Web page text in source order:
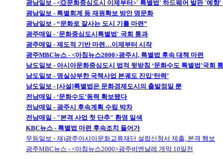
광남일보 - <亞문화중심도시 이제부터>` 특별법' 하드웨어 발판 `예
광남일보 - 특별회계 등 재원확보 방안 명문화
광남일보 - “문화로 잘사는 도시 기틀 마련”
광주매일 - '문화중심도시특별법' 국회 통과
광주매일 - 제도적 기반 마련…이제부터 시작
광주MBC뉴스 - <아침뉴스2000>광주시, 특별법 후속 대책 마련
남도일보 - 아시아문화중심도시 법적 뒷받침 ‘문화수도 특별법’국회
남도일보 - 명실상부한 국책사업 본궤도 진입‘탄력’
남도일보 - [사설]특별법은 문화경제도시의 출발점일 뿐
전남매일 - ‘문화수도’동력 확보됐다
전남매일 - 광주시 후속계획 수립 박차
전남매일 - "본격 사업 첫 단추" 환영 일색
KBC뉴스 - 특별법 마련 후속조치 들어가
무등일보 - 재)광주아시아문화교류재단 설립신청서 제출, 본격 행보
광주MBC뉴스 - <아침뉴스2000>광주비엔날레 개막 10일전